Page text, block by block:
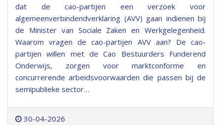
dat de cao-partijen een verzoek voor
algemeenverbindendverklaring (AVV) gaan indienen bij
de Minister van Sociale Zaken en Werkgelegenheid.
Waarom vragen de cao-partijen AVV aan? De cao-
partijen willen met de Cao Bestuurders Funderend
Onderwijs, zorgen voor marktconforme en
concurrerende arbeidsvoorwaarden die passen bij de
semipublieke sector…
30-04-2026